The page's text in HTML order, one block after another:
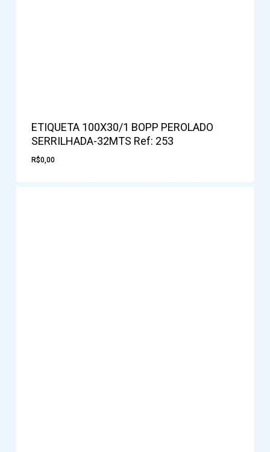
ETIQUETA 100X30/1 BOPP PEROLADO
SERRILHADA-32MTS Ref: 253
R$0,00